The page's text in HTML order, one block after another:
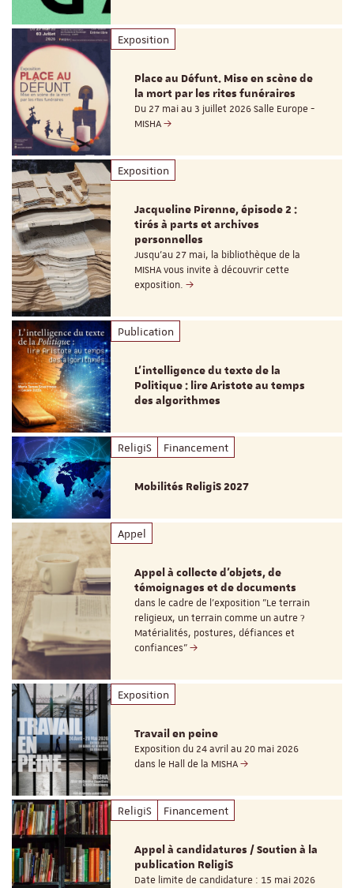
Exposition
Place au Défunt. Mise en scène de
la mort par les rites funéraires
Du 27 mai au 3 juillet 2026 Salle Europe -
MISHA
Exposition
Jacqueline Pirenne, épisode 2 :
tirés à parts et archives
personnelles
Jusqu’au 27 mai, la bibliothèque de la
MISHA vous invite à découvrir cette
exposition.
Publication
L’intelligence du texte de la
Politique : lire Aristote au temps
des algorithmes
ReligiS Financement
Mobilités ReligiS 2027
Appel
Appel à collecte d'objets, de
témoignages et de documents
dans le cadre de l'exposition "Le terrain
religieux, un terrain comme un autre ?
Matérialités, postures, défiances et
confiances"
Exposition
Travail en peine
Exposition du 24 avril au 20 mai 2026
dans le Hall de la MISHA
ReligiS Financement
Appel à candidatures / Soutien à la
publication ReligiS
Date limite de candidature : 15 mai 2026